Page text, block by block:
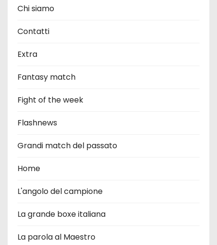
Chi siamo
Contatti
Extra
Fantasy match
Fight of the week
Flashnews
Grandi match del passato
Home
L'angolo del campione
La grande boxe italiana
La parola al Maestro